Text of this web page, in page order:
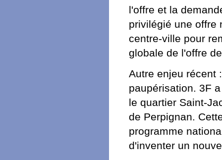
l'offre et la
privilégié une offre
centre-ville pour
globale de l'offre
Autre enjeu récent
paupérisation. 3F
le quartier Saint-
de Perpignan.
programme
d'inventer un